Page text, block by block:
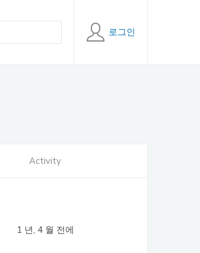
로그인
Activity
1 년, 4 월 전에